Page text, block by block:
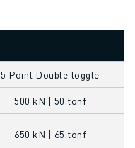
5 Point Double toggle
500 kN | 50 tonf
650 kN | 65 tonf